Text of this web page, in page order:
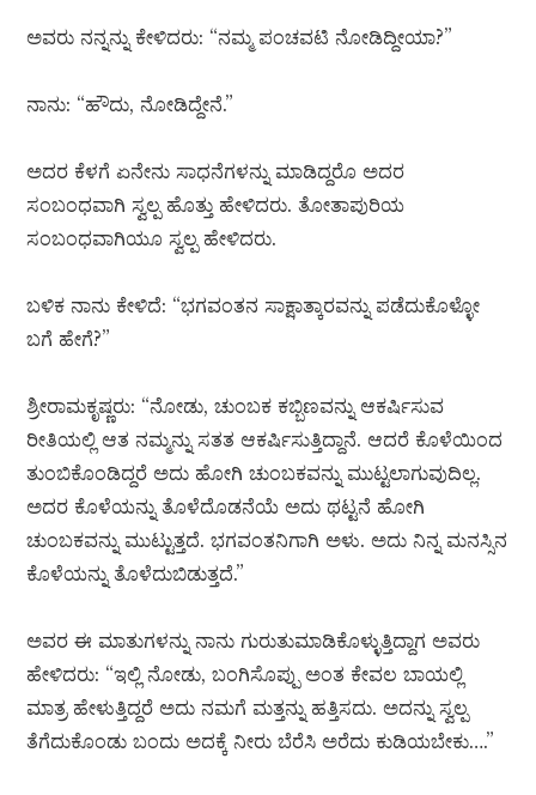
ಅವರು ನನ್ನನ್ನು ಕೇಳಿದರು: “ನಮ್ಮ ಪಂಚವಟಿ ನೋಡಿದ್ದೀಯಾ?”
ನಾನು: “ಹೌದು, ನೋಡಿದ್ದೇನೆ.”
ಅದರ ಕೆಳಗೆ ಏನೇನು ಸಾಧನೆಗಳನ್ನು ಮಾಡಿದ್ದರೊ ಅದರ
ಸಂಬಂಧವಾಗಿ ಸ್ವಲ್ಪ ಹೊತ್ತು ಹೇಳಿದರು. ತೋತಾಪುರಿಯ
ಸಂಬಂಧವಾಗಿಯೂ ಸ್ವಲ್ಪ ಹೇಳಿದರು.
ಬಳಿಕ ನಾನು ಕೇಳಿದೆ: “ಭಗವಂತನ ಸಾಕ್ಷಾತ್ಕಾರವನ್ನು ಪಡೆದುಕೊಳ್ಳೋ
ಬಗೆ ಹೇಗೆ?”
ಶ್ರೀರಾಮಕೃಷ್ಣರು: “ನೋಡು, ಚುಂಬಕ ಕಬ್ಬಿಣವನ್ನು ಆಕರ್ಷಿಸುವ
ರೀತಿಯಲ್ಲಿ ಆತ ನಮ್ಮನ್ನು ಸತತ ಆಕರ್ಷಿಸುತ್ತಿದ್ದಾನೆ. ಆದರೆ ಕೊಳೆಯಿಂದ
ತುಂಬಿಕೊಂಡಿದ್ದರೆ ಅದು ಹೋಗಿ ಚುಂಬಕವನ್ನು ಮುಟ್ಟಲಾಗುವುದಿಲ್ಲ.
ಅದರ ಕೊಳೆಯನ್ನು ತೊಳೆದೊಡನೆಯೆ ಅದು ಥಟ್ಟನೆ ಹೋಗಿ
ಚುಂಬಕವನ್ನು ಮುಟ್ಟುತ್ತದೆ. ಭಗವಂತನಿಗಾಗಿ ಅಳು. ಅದು ನಿನ್ನ ಮನಸ್ಸಿನ
ಕೊಳೆಯನ್ನು ತೊಳೆದುಬಿಡುತ್ತದೆ.”
ಅವರ ಈ ಮಾತುಗಳನ್ನು ನಾನು ಗುರುತುಮಾಡಿಕೊಳ್ಳುತ್ತಿದ್ದಾಗ ಅವರು
ಹೇಳಿದರು: “ಇಲ್ಲಿ ನೋಡು, ಬಂಗಿಸೊಪ್ಪು ಅಂತ ಕೇವಲ ಬಾಯಲ್ಲಿ
ಮಾತ್ರ ಹೇಳುತ್ತಿದ್ದರೆ ಅದು ನಮಗೆ ಮತ್ತನ್ನು ಹತ್ತಿಸದು. ಅದನ್ನು ಸ್ವಲ್ಪ
ತೆಗೆದುಕೊಂಡು ಬಂದು ಅದಕ್ಕೆ ನೀರು ಬೆರೆಸಿ ಅರೆದು ಕುಡಿಯಬೇಕು….”